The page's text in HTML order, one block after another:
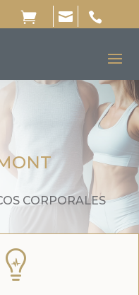
  
CORPORALES
